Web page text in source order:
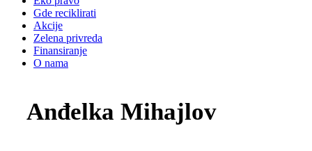
Gde reciklirati
Akcije
Zelena privreda
Finansiranje
O nama
Anđelka Mihajlov